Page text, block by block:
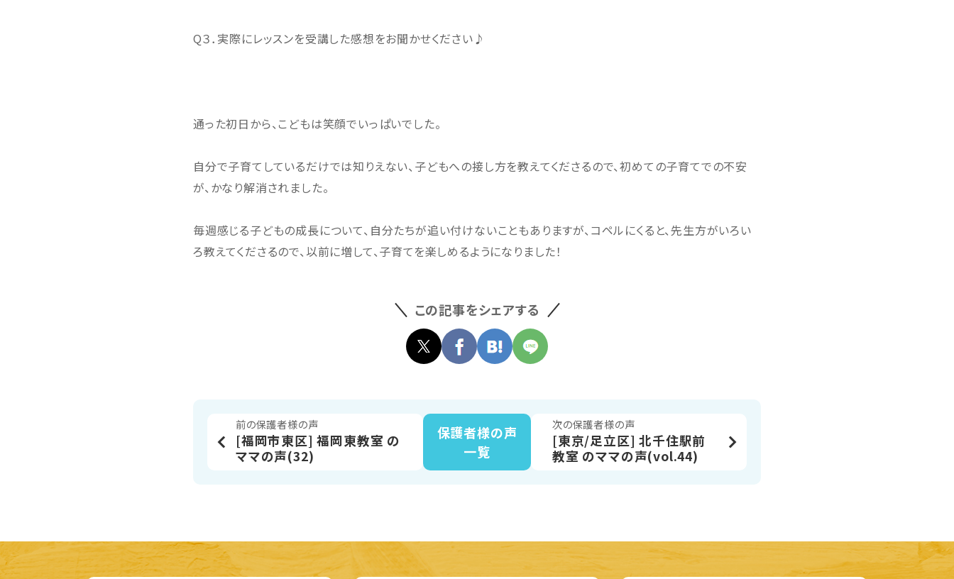
Q３．実際にレッスンを受講した感想をお聞かせください♪
通った初日から、こどもは笑顔でいっぱいでした。
自分で子育てしているだけでは知りえない、子どもへの接し方を教えてくださるので、初めての子育てでの不安
が、かなり解消されました。
毎週感じる子どもの成長について、自分たちが追い付けないこともありますが、コペルにくると、先生方がいろい
ろ教えてくださるので、以前に増して、子育てを楽しめるようになりました！
この記事をシェアする
前の保護者様の声
[福岡市東区] 福岡東教室 の
ママの声(32)
保護者様の声
一覧
次の保護者様の声
[東京/足立区] 北千住駅前
教室 のママの声(vol.44)